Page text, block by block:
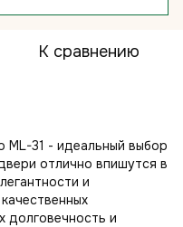
К сравнению
31 - идеальный выбор
отлично впишутся в
и
долговечность и